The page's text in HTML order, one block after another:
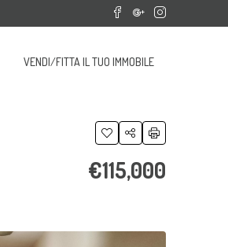
VENDI/FITTA IL TUO IMMOBILE
€115,000